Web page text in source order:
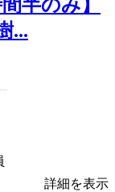
半のみ】
...
詳細を表示